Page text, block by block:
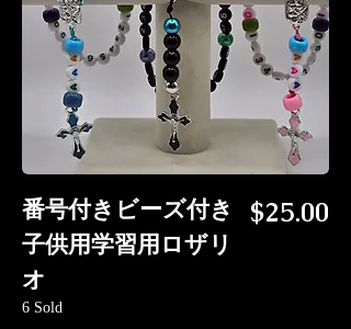
番号付きビーズ付き
子供用学習用ロザリ
オ
価格
$25.00
6 Sold